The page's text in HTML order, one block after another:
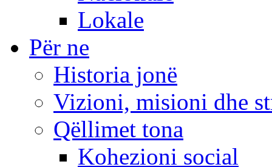
Lokale
Për ne
Historia jonë
Vizioni, misioni dhe
Qëllimet tona
Kohezioni social